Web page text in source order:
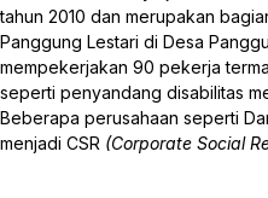
tahun 2010 dan merupakan
Panggung Lestari di Desa
mempekerjakan 90 pekerja
seperti penyandang disabilitas
Beberapa perusahaan seperti
menjadi CSR (Corporate Social